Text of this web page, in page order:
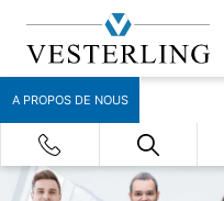
A PROPOS DE NOUS